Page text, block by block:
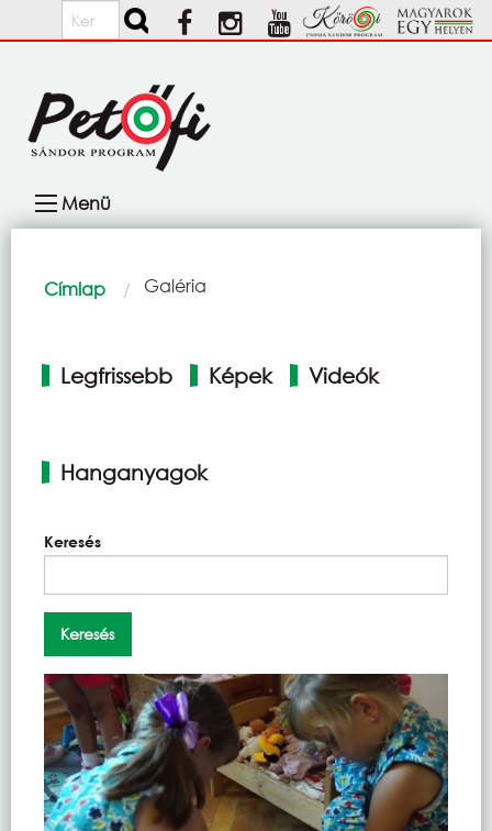
Ugrás a tartalomra
Keresés
navigáció
Menü
Morzsa
Címlap Current:
Galéria
fülek
Legfrissebb Képek Videók
Hanganyagok
Keresés